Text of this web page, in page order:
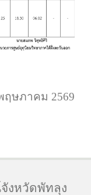
ฤษภาคม 2569
งหวัดพัทลุง